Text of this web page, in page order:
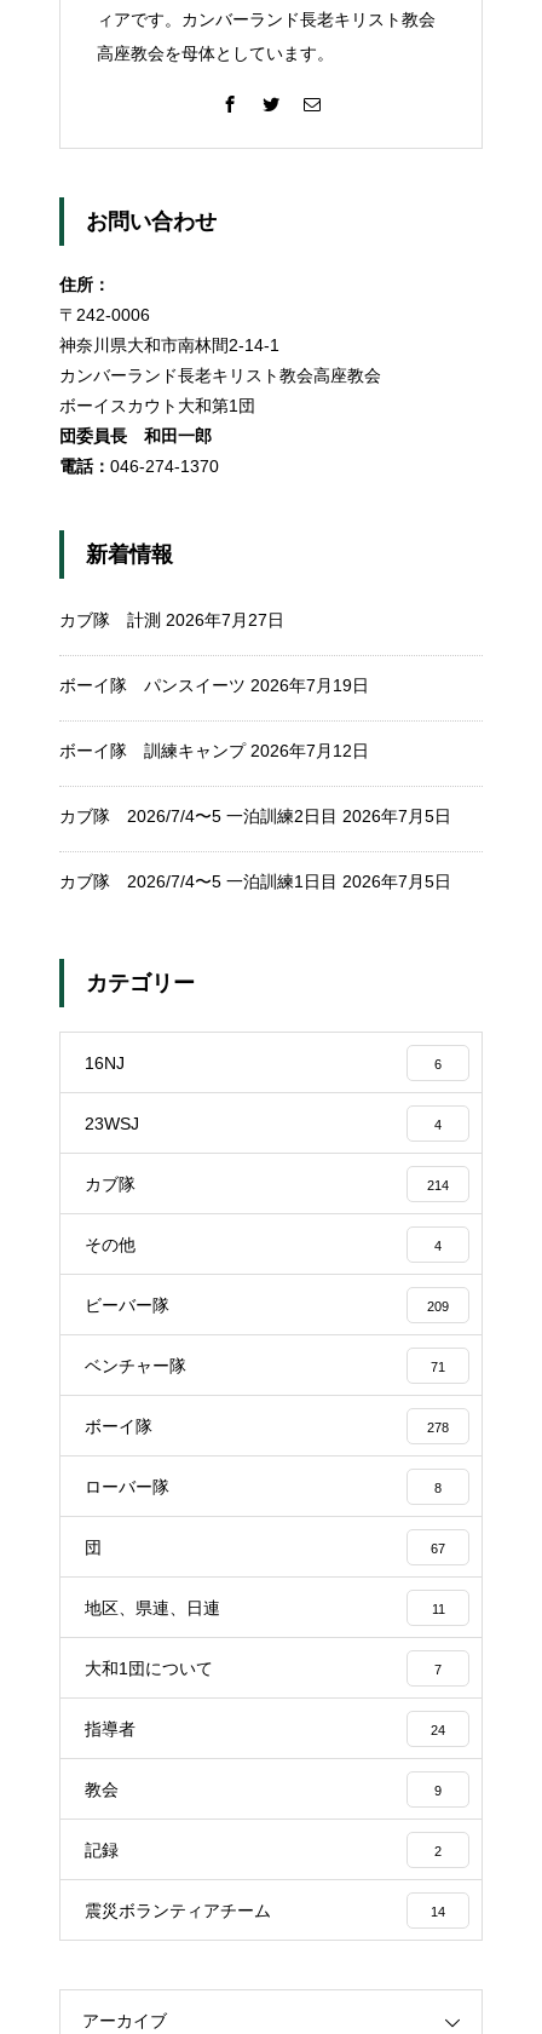
ィアです。カンバーランド長老キリスト教会
高座教会を母体としています。
お問い合わせ
住所：
〒242-0006
神奈川県大和市南林間2-14-1
カンバーランド長老キリスト教会高座教会
ボーイスカウト大和第1団
団委員長 和田一郎
電話： 046-274-1370
新着情報
カブ隊 計測 2026年7月27日
ボーイ隊 パンスイーツ 2026年7月19日
ボーイ隊 訓練キャンプ 2026年7月12日
カブ隊 2026/7/4〜5 一泊訓練2日目 2026年7月5日
カブ隊 2026/7/4〜5 一泊訓練1日目 2026年7月5日
カテゴリー
16NJ 6
23WSJ 4
カブ隊 214
その他 4
ビーバー隊 209
ベンチャー隊 71
ボーイ隊 278
ローバー隊 8
団 67
地区、県連、日連 11
大和1団について 7
指導者 24
教会 9
記録 2
震災ボランティアチーム 14
アーカイブ